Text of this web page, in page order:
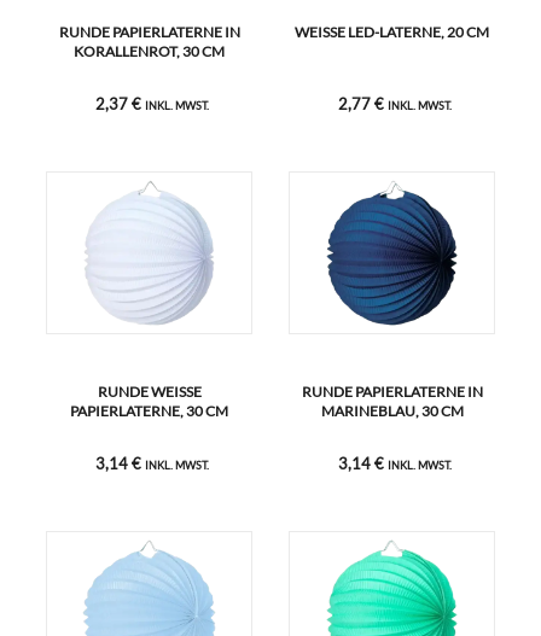
RUNDE PAPIERLATERNE IN
KORALLENROT, 30 CM
2,37 € INKL. MWST.
WEISSE LED-LATERNE, 20 CM
2,77 € INKL. MWST.
RUNDE WEISSE P
APIERLATERNE, 30 CM
3,14 € INKL. MWST.
RUNDE PAPIERLATERNE IN
MARINEBLAU, 30 CM
3,14 € INKL. MWST.